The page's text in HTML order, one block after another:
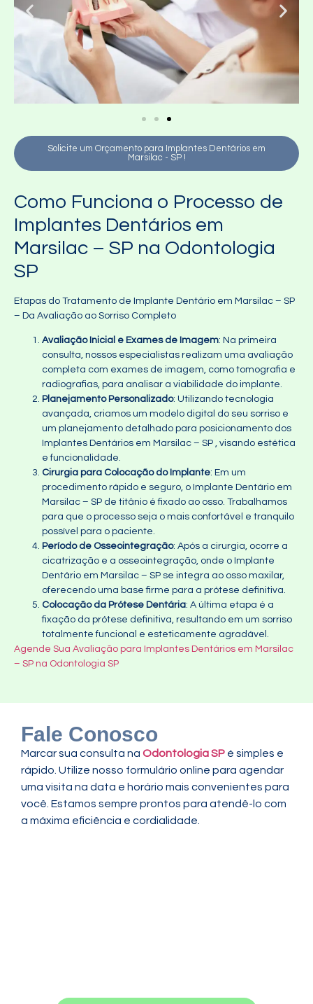
Solicite um Orçamento para Implantes Dentários em
Marsilac - SP !
Como Funciona o Processo de
Implantes Dentários em
Marsilac – SP na Odontologia
SP
Etapas do Tratamento de Implante Dentário em Marsilac – SP
– Da Avaliação ao Sorriso Completo
Avaliação Inicial e Exames de Imagem: Na primeira
consulta, nossos especialistas realizam uma avaliação
completa com exames de imagem, como tomografia e
radiografias, para analisar a viabilidade do implante.
Planejamento Personalizado: Utilizando tecnologia
avançada, criamos um modelo digital do seu sorriso e
um planejamento detalhado para posicionamento dos
Implantes Dentários em Marsilac – SP , visando estética
e funcionalidade.
Cirurgia para Colocação do Implante: Em um
procedimento rápido e seguro, o Implante Dentário em
Marsilac – SP de titânio é fixado ao osso. Trabalhamos
para que o processo seja o mais confortável e tranquilo
possível para o paciente.
Período de Osseointegração: Após a cirurgia, ocorre a
cicatrização e a osseointegração, onde o Implante
Dentário em Marsilac – SP se integra ao osso maxilar,
oferecendo uma base firme para a prótese definitiva.
Colocação da Prótese Dentária: A última etapa é a
fixação da prótese definitiva, resultando em um sorriso
totalmente funcional e esteticamente agradável.
Agende Sua Avaliação para Implantes Dentários em Marsilac
– SP na Odontologia SP
Fale Conosco
Marcar sua consulta na Odontologia SP é simples e
rápido. Utilize nosso formulário online para agendar
uma visita na data e horário mais convenientes para
você. Estamos sempre prontos para atendê-lo com
a máxima eficiência e cordialidade.